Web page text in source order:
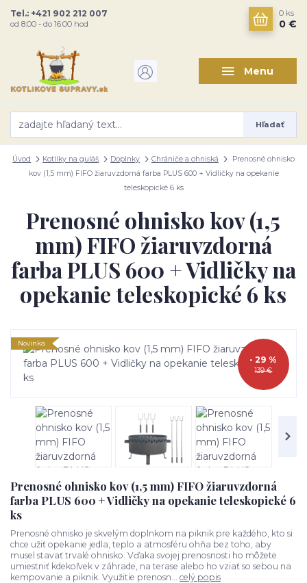
Menu
Hľadať
Tel.: +421 902 212 007
od 8:00 - do 16:00 hod
0 ks
0 €
Úvod Kotlíky na guláš Doplnky Chrániče a ohniská
Prenosné ohnisko
kov (1,5 mm) FIFO žiaruvzdorná farba PLUS 600 + Vidličky na opekanie
teleskopické 6 ks
Prenosné ohnisko kov (1,5
mm) FIFO žiaruvzdorná
farba PLUS 600 + Vidličky na
opekanie teleskopické 6 ks
Novinka
139 €
- 29 %
Prenosné ohnisko kov (1,5 mm) FIFO žiaruvzdorná
farba PLUS 600 + Vidličky na opekanie teleskopické 6
ks
Prenosné ohnisko je skvelým doplnkom na piknik pre každého, kto si
chce užiť opekanie jedla, teplo a atmosféru ohňa bez toho, aby
musel stavať trvalé ohnisko. Vďaka svojej prenosnosti ho môžete
umiestniť kdekoľvek v záhrade, na terase alebo ho vziať so sebou na
kempovanie a piknik. Využitie prenosn... celý popis